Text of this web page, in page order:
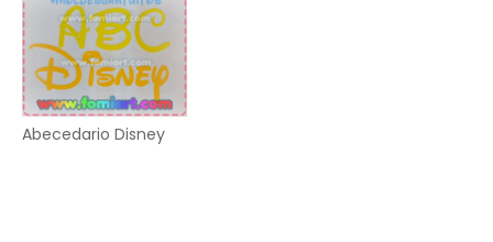
Abecedario Disney